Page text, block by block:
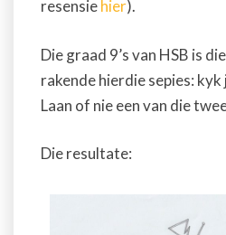
resensiehier).
Die graad 9’s van HSB is
rakende hierdie sepies:
Laan of nie een van die
Die resultate: